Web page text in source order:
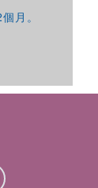
月。